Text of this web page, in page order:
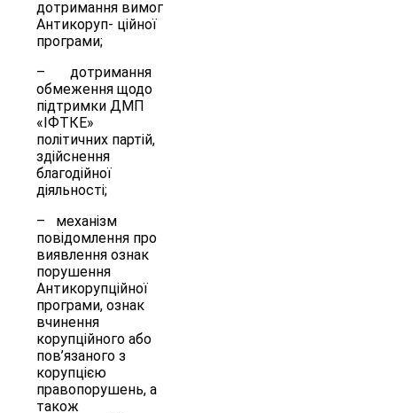
дотримання вимог
Антикоруп- ційної
програми;
– дотримання
обмеження щодо
підтримки ДМП
«ІФТКЕ»
політичних партій,
здійснення
благодійної
діяльності;
– механізм
повідомлення про
виявлення ознак
порушення
Антикорупційної
програми, ознак
вчинення
корупційного або
пов’язаного з
корупцією
правопорушень, а
також